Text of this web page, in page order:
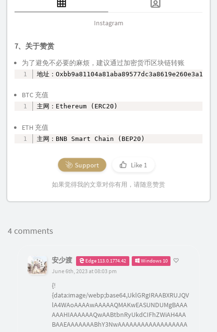
Instagram
7、关于赞赏
为了避免不必要的麻烦，建议通过加密货币区块链转账
地址：
复制
BTC 充值
主网：Ethereum (ERC20)
ETH 充值
主网：BNB Smart Chain (BEP20)
Support Like1
如果觉得我的文章对你有用，请随意赞赏
4 comments
安少渡 Edge 113.0.1774.42 Windows 10
June 6th, 2023 at 08:03 pm
{!
{data:image/webp;base64,UklGRgIRAABXRUJQV
lA4WAoAAAAwAAAAAQMAKwEASUNDUMgBAAA
AAAHIAAAAAAQwAABtbnRyUkdCIFhZWiAH4AA
BAAEAAAAAAABhY3NwAAAAAAAAAAAAAAAAAA